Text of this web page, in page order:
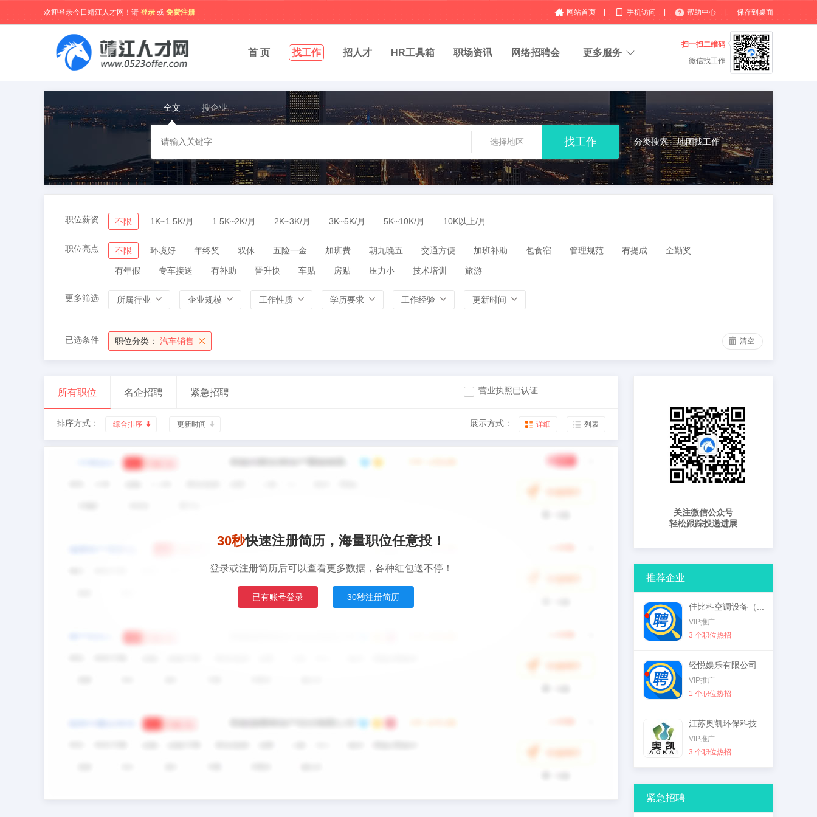
欢迎登录今日靖江人才网！请 登录 或 免费注册 网站首页 手机访问 帮助中心 保存到桌面
首 页 找工作 招人才 HR工具箱 职场资讯 网络招聘会
扫一扫二维码
微信找工作
更多服务
全文 搜企业
选择地区 分类搜索 地图找工作
职位薪资 不限 1K~1.5K/月 1.5K~2K/月 2K~3K/月 3K~5K/月 5K~10K/月 10K以上/月
职位亮点 不限 环境好 年终奖 双休 五险一金 加班费 朝九晚五 交通方便 加班补助 包食宿 管理规范 有提成 全勤奖
有年假 专车接送 有补助 晋升快 车贴 房贴 压力小 技术培训 旅游
更多筛选 所属行业 企业规模 工作性质 学历要求 工作经验 更新时间
已选条件 职位分类： 汽车销售 清空
所有职位 名企招聘 紧急招聘 营业执照已认证
排序方式： 综合排序 更新时间 展示方式： 详细 列表
30秒快速注册简历，海量职位任意投！
登录或注册简历后可以查看更多数据，各种红包送不停！
已有账号登录 30秒注册简历
关注微信公众号
轻松跟踪投递进展
推荐企业
佳比科空调设备（...
VIP推广
3 个职位热招
轻悦娱乐有限公司
VIP推广
1 个职位热招
江苏奥凯环保科技...
VIP推广
3 个职位热招
紧急招聘